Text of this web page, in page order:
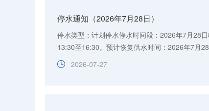
停水通知（2026年7月28日）
停水类型：计划停水停水时间段：2026年7月28
13:30至16:30。预计恢复供水时间：2026年7月
水）。停水范围：因管道检修，将对世贸绿洲小区
2026-07-27